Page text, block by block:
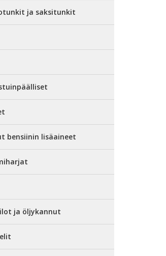
ja saksitunkit
bensiinin lisäaineet
ja öljykannut